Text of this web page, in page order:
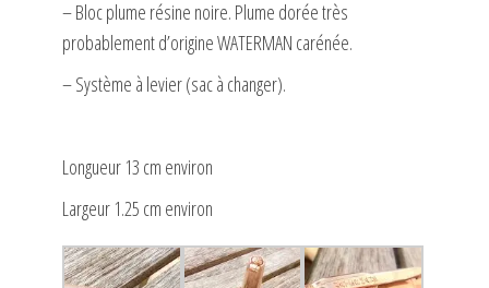
– Bloc plume résine noire. Plume dorée très
probablement d’origine WATERMAN carénée.
– Système à levier (sac à changer).
Longueur 13 cm environ
Largeur 1.25 cm environ